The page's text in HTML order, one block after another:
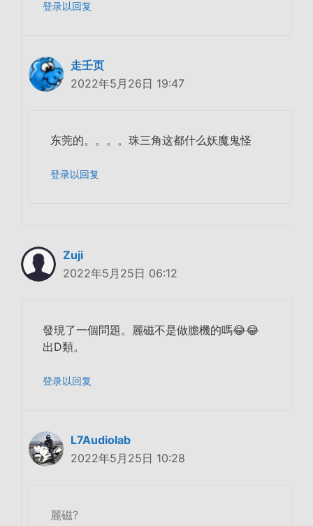
登录以回复
走壬页
2022年5月26日 19:47
东莞的。。。。珠三角这都什么妖魔鬼怪
登录以回复
Zuji
2022年5月25日 06:12
發現了一個問題。麗磁不是做膽機的嗎😂😂
出D類。
登录以回复
L7Audiolab
2022年5月25日 10:28
麗磁?